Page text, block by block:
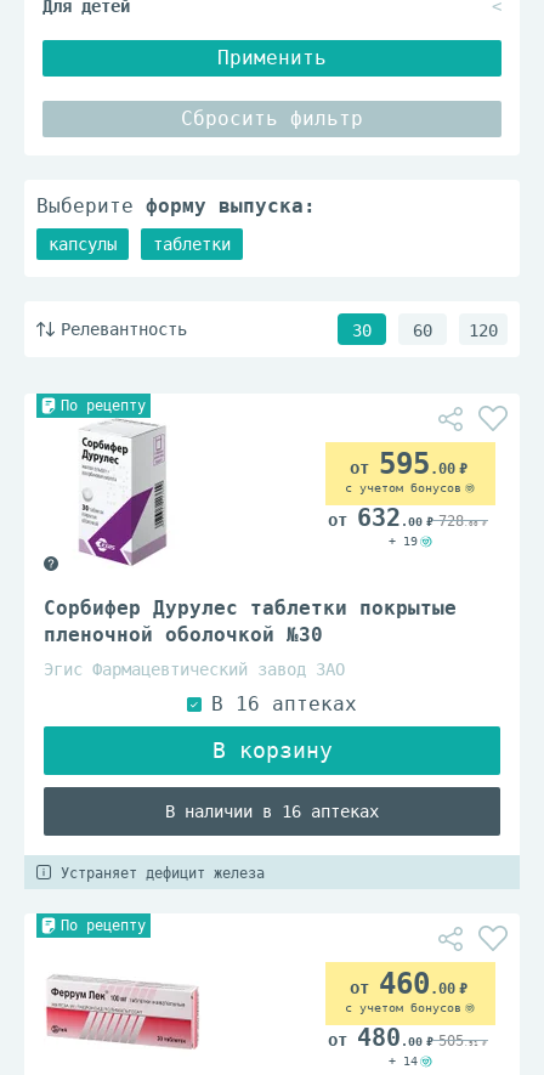
Применить
Сбросить фильтр
Выберите форму выпуска:
капсулы таблетки
Релевантность 30 60 120
По рецепту
Сорбифер Дурулес таблетки покрытые
пленочной оболочкой №30
Эгис Фармацевтический завод ЗАО
В наличии в 16 аптеках
595 .00
с учетом бонусов
632 .00 728.00
+ 19
Устраняет дефицит железа
По рецепту
460 .00
с учетом бонусов
480 .00 505.91
+ 14